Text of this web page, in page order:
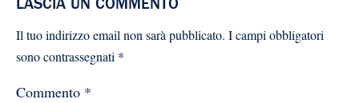
LASCIA UN COMMENTO
Il tuo indirizzo email non sarà pubblicato. I campi obbligatori
sono contrassegnati *
Commento *